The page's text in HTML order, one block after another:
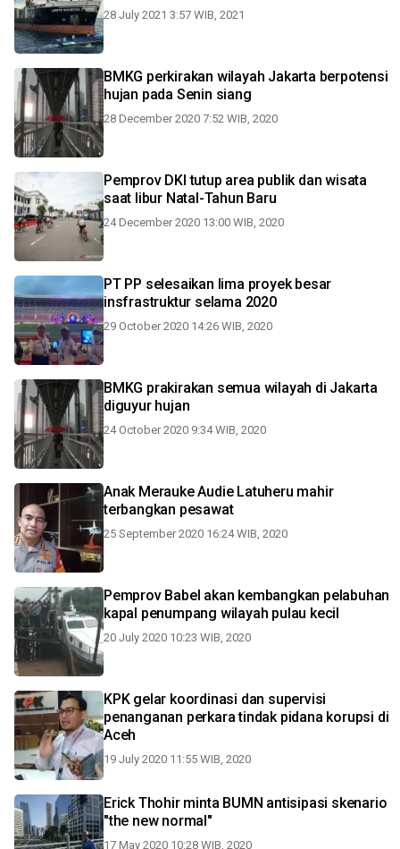
28 July 2021 3:57 WIB, 2021
BMKG perkirakan wilayah Jakarta berpotensi
hujan pada Senin siang
28 December 2020 7:52 WIB, 2020
Pemprov DKI tutup area publik dan wisata
saat libur Natal-Tahun Baru
24 December 2020 13:00 WIB, 2020
PT PP selesaikan lima proyek besar
insfrastruktur selama 2020
29 October 2020 14:26 WIB, 2020
BMKG prakirakan semua wilayah di Jakarta
diguyur hujan
24 October 2020 9:34 WIB, 2020
Anak Merauke Audie Latuheru mahir
terbangkan pesawat
25 September 2020 16:24 WIB, 2020
Pemprov Babel akan kembangkan pelabuhan
kapal penumpang wilayah pulau kecil
20 July 2020 10:23 WIB, 2020
KPK gelar koordinasi dan supervisi
penanganan perkara tindak pidana korupsi di
Aceh
19 July 2020 11:55 WIB, 2020
Erick Thohir minta BUMN antisipasi skenario
"the new normal"
17 May 2020 10:28 WIB, 2020